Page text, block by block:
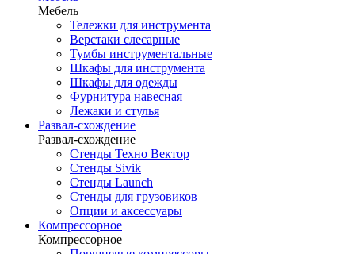
Мебель
Тележки для инструмента
Верстаки слесарные
Тумбы инструментальные
Шкафы для инструмента
Шкафы для одежды
Фурнитура навесная
Лежаки и стулья
Развал-схождение
Развал-схождение
Стенды Техно Вектор
Стенды Sivik
Стенды Launch
Стенды для грузовиков
Опции и аксессуары
Компрессорное
Компрессорное